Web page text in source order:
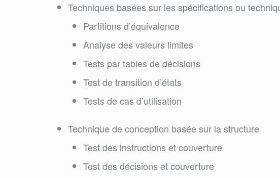
Techniques basées sur les spécifications ou
Partitions d’équivalence
Analyse des valeurs limites
Tests par tables de décisions
Test de transition d’états
Tests de cas d’utilisation
Technique de conception basée sur la structure
Test des instructions et couverture
Test des décisions et couverture